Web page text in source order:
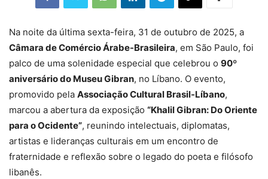
Na noite da última sexta-feira, 31 de outubro de 2025, a
Câmara de Comércio Árabe-Brasileira, em São Paulo, foi
palco de uma solenidade especial que celebrou o 90º
aniversário do Museu Gibran, no Líbano. O evento,
promovido pela Associação Cultural Brasil-Líbano,
marcou a abertura da exposição “Khalil Gibran: Do Oriente
para o Ocidente”, reunindo intelectuais, diplomatas,
artistas e lideranças culturais em um encontro de
fraternidade e reflexão sobre o legado do poeta e filósofo
libanês.